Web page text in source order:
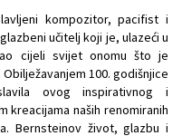
kompozitor, pacifist i
učitelj koji je, ulazeći u
cijeli svijet onomu što je
100. godišnjice
ovog inspirativnog i
kreacijama naših renomiranih
Bernsteinov život, glazbu i